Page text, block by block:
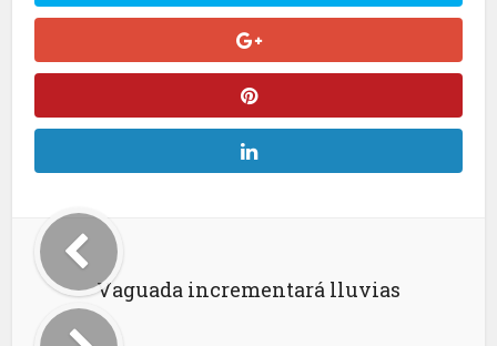
Vaguada incrementará lluvias